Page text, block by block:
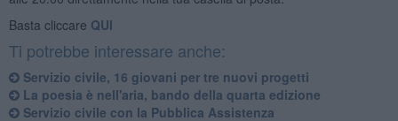
Basta cliccare QUI
Ti potrebbe interessare anche:
Servizio civile, 16 giovani per tre nuovi progetti
La poesia è nell'aria, bando della quarta edizione
Servizio civile con la Pubblica Assistenza